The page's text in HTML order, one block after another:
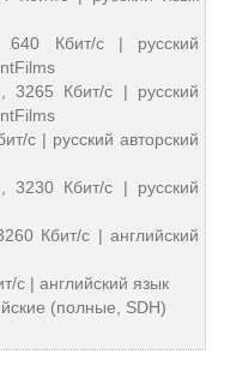
Кбит/с | русский
Кбит/с | русский
с | русский авторский
Кбит/с | русский
Кбит/с | английский
с | английский язык
(полные, SDH)